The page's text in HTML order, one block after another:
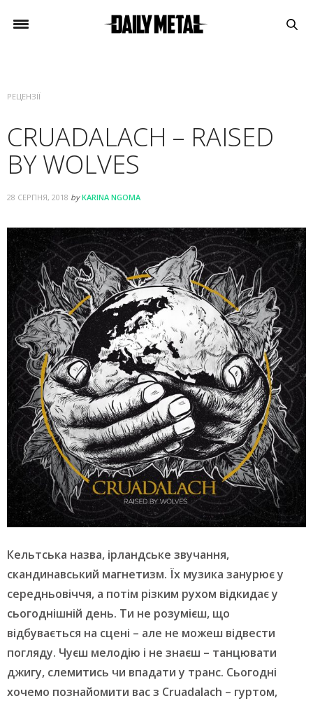
РЕЦЕНЗІЇ
CRUADALACH – RAISED
BY WOLVES
28 СЕРПНЯ, 2018 by KARINA NGOMA
Кельтська назва, ірландське звучання,
скандинавський магнетизм. Їх музика занурює у
середньовіччя, а потім різким рухом відкидає у
сьогоднішній день. Ти не розумієш, що
відбувається на сцені – але не можеш відвести
погляду. Чуєш мелодію і не знаєш – танцювати
джигу, слемитись чи впадати у транс. Сьогодні
хочемо познайомити вас з Cruadalach – гуртом,